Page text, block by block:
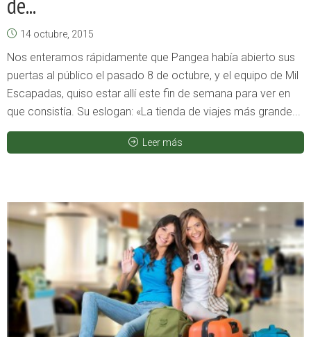
de...
14 octubre, 2015
Nos enteramos rápidamente que Pangea había abierto sus
puertas al público el pasado 8 de octubre, y el equipo de Mil
Escapadas, quiso estar allí este fin de semana para ver en
que consistía. Su eslogan: «La tienda de viajes más grande...
Leer más